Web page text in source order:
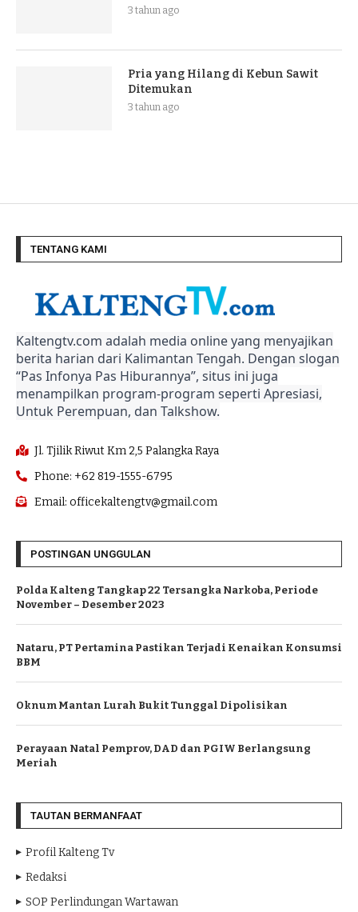
3 tahun ago
Pria yang Hilang di Kebun Sawit
Ditemukan
3 tahun ago
TENTANG KAMI
Kaltengtv.com adalah media online yang menyajikan
berita harian dari Kalimantan Tengah. Dengan slogan
“Pas Infonya Pas Hiburannya”, situs ini juga
menampilkan program-program seperti Apresiasi,
Untuk Perempuan, dan Talkshow.
Jl. Tjilik Riwut Km 2,5 Palangka Raya
Phone: +62 819-1555-6795
Email: officekaltengtv@gmail.com
POSTINGAN UNGGULAN
Polda Kalteng Tangkap 22 Tersangka Narkoba, Periode
November – Desember 2023
Nataru, PT Pertamina Pastikan Terjadi Kenaikan Konsumsi
BBM
Oknum Mantan Lurah Bukit Tunggal Dipolisikan
Perayaan Natal Pemprov, DAD dan PGIW Berlangsung
Meriah
TAUTAN BERMANFAAT
Profil Kalteng Tv
Redaksi
SOP Perlindungan Wartawan